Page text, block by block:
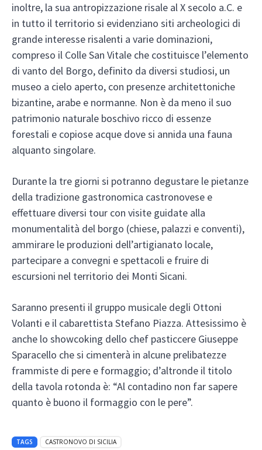
inoltre, la sua antropizzazione risale al X secolo a.C. e
in tutto il territorio si evidenziano siti archeologici di
grande interesse risalenti a varie dominazioni,
compreso il Colle San Vitale che costituisce l’elemento
di vanto del Borgo, definito da diversi studiosi, un
museo a cielo aperto, con presenze architettoniche
bizantine, arabe e normanne. Non è da meno il suo
patrimonio naturale boschivo ricco di essenze
forestali e copiose acque dove si annida una fauna
alquanto singolare.
Durante la tre giorni si potranno degustare le pietanze
della tradizione gastronomica castronovese e
effettuare diversi tour con visite guidate alla
monumentalità del borgo (chiese, palazzi e conventi),
ammirare le produzioni dell’artigianato locale,
partecipare a convegni e spettacoli e fruire di
escursioni nel territorio dei Monti Sicani.
Saranno presenti il gruppo musicale degli Ottoni
Volanti e il cabarettista Stefano Piazza. Attesissimo è
anche lo showcoking dello chef pasticcere Giuseppe
Sparacello che si cimenterà in alcune prelibatezze
frammiste di pere e formaggio; d’altronde il titolo
della tavola rotonda è: “Al contadino non far sapere
quanto è buono il formaggio con le pere”.
TAGS CASTRONOVO DI SICILIA